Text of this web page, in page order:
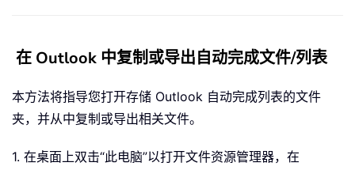
在 Outlook 中复制或导出自动完成文件/列表
本方法将指导您打开存储 Outlook 自动完成列表的文件
夹，并从中复制或导出相关文件。
1. 在桌面上双击“此电脑”以打开文件资源管理器，在